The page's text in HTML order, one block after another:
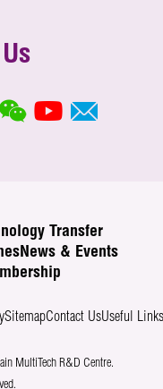
Transfer
News & Events
SitemapContact UsUseful Links
MultiTech R&D Centre.